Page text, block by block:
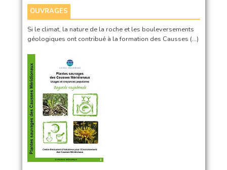
OUVRAGES
Si le climat, la nature de la roche et les bouleversements
géologiques ont contribué à la formation des Causses (…)